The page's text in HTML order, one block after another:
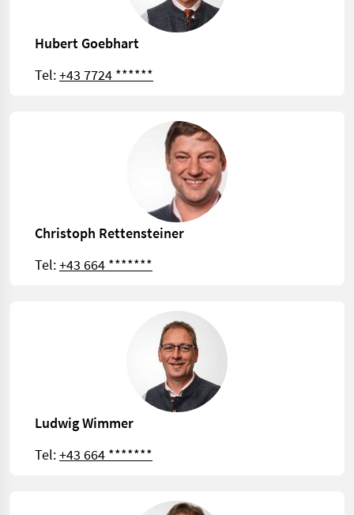
Hubert Goebhart
Tel:+43 7724 ******
Christoph Rettensteiner
Tel:+43 664 *******
Ludwig Wimmer
Tel:+43 664 *******